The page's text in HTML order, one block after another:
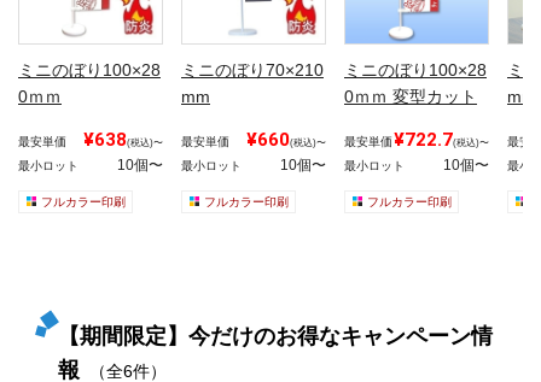
ミニのぼり100×28
0ｍｍ
最安単価 ¥638(税込)〜
最小ロット 10個〜
フルカラー印刷
ミニのぼり70×210
mm
最安単価 ¥660(税込)〜
最小ロット 10個〜
フルカラー印刷
ミニのぼり100×28
0ｍｍ 変型カット
最安単価¥722.7(税込)〜
最小ロット 10個〜
フルカラー印刷
ミ
mm
最安
最小
【期間限定】今だけのお得なキャンペーン情
報
（全6件）